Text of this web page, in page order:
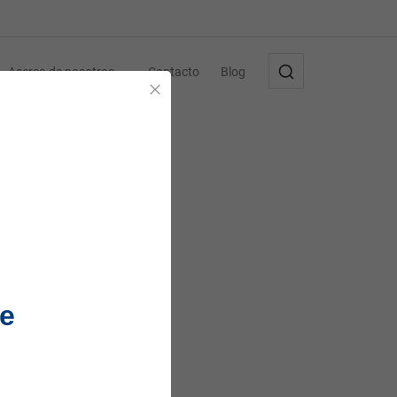
Acerca de nosotros Contacto Blog